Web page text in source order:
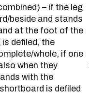
beside and stands
at the foot of the
defiled, the
whole, if one
when they
with the
is defiled